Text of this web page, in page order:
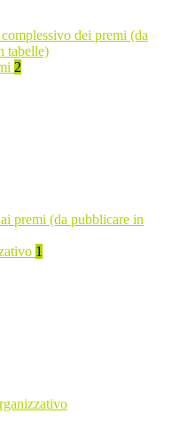
dei premi (da
tabelle)
2
premi (da pubblicare in
1